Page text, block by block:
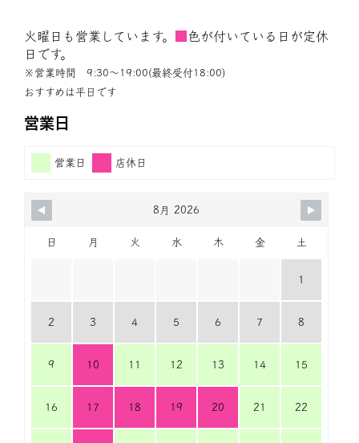
火曜日も営業しています。
色が付いている日が定休
日です。
※営業時間 9:30〜19:00(最終受付18:00)
おすすめは平日です
営業日
営業日 店休日
8月 2026
日 月 火 水 木 金 土
1
2 3 4 5 6 7 8
9 10 11 12 13 14 15
16 17 18 19 20 21 22